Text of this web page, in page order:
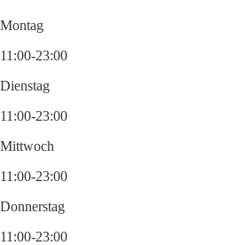
Montag
11:00-23:00
Dienstag
11:00-23:00
Mittwoch
11:00-23:00
Donnerstag
11:00-23:00